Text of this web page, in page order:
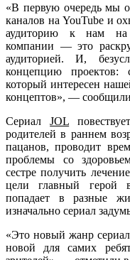
«В первую очередь мы
каналов на YouTube и
аудиторию к нам на
компании — это
аудиторией. И,
концепцию проектов:
который интересен
концептов», —
СериалJOL
родителей в раннем
пацанов, проводит
проблемы со
сестре получить
цели главный герой
попадает в разные
изначально сериал
«Это новый жанр
новой для самих